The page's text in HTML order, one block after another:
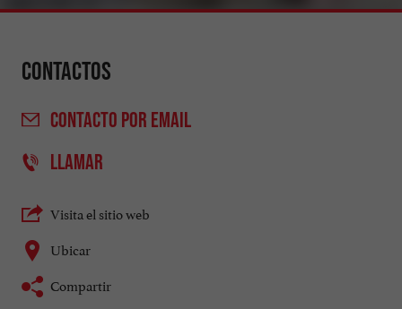
Contactos
CONTACTO POR EMAIL
LLAMAR
Visita el sitio web
Ubicar
Compartir